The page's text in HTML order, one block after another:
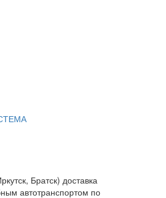
Братск) доставка
автотранспортом по